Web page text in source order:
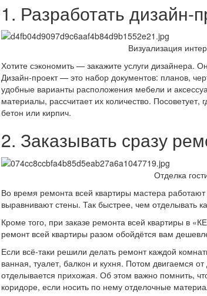
1. Разработать дизайн-
Визуализация
Хотите сэкономить — закажите услуги дизайнера.
Дизайн-проект — это набор документов: планов,
удобные варианты расположения мебели и
материалы, рассчитает их количество.
бетон или кирпич.
2. Заказывать сразу
Отделка
Во время ремонта всей квартиры мастера
выравнивают стены. Так быстрее, чем отделывать
Кроме того, при заказе ремонта всей квартиры в
ремонт всей квартиры разом обойдётся вам
Если всё-таки решили делать ремонт каждой
ванная, туалет, балкон и кухня. Потом двигаемся
отделывается прихожая. Об этом важно помнить,
коридоре, если носить по нему отделочные